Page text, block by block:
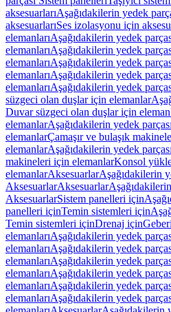
aksesuarlarıAşağıdakilerin yedek
aksesuarlarıSes izolasyonu için
elemanlarıAşağıdakilerin yedek
elemanlarıAşağıdakilerin yedek
elemanlarıAşağıdakilerin yedek
elemanlarıAşağıdakilerin yedek
elemanlarıAşağıdakilerin yedek
süzgeci olan duşlar için elemanlar
Duvar süzgeci olan duşlar için
elemanlarAşağıdakilerin yedek
elemanlarÇamaşır ve bulaşık
elemanlarAşağıdakilerin yedek
makineleri için elemanlarKonsol
elemanlarAksesuarlarAşağıdakilerin
AksesuarlarAksesuarlar
AksesuarlarSistem panelleri için
panelleri içinTemin sistemleri için
Temin sistemleri içinDrenaj için
elemanlarıAşağıdakilerin yedek
elemanlarıAşağıdakilerin yedek
elemanlarıAşağıdakilerin yedek
elemanlarıAşağıdakilerin yedek
elemanlarıAşağıdakilerin yedek
elemanlarıAşağıdakilerin yedek